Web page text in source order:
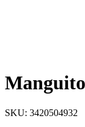
SKU: 3420504932